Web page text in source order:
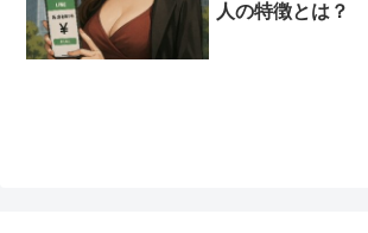
人の特徴とは？